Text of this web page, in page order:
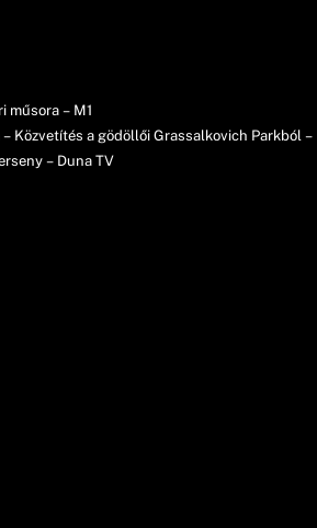
műsora – M1
Közvetítés a gödöllői Grassalkovich Parkból –
– Duna TV